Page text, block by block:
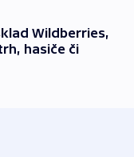
Wildberries,
hasiče či